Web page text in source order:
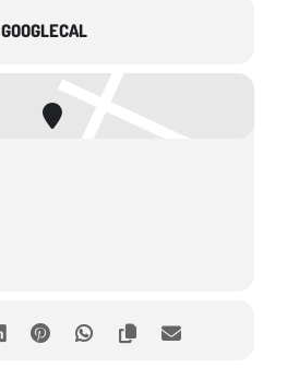
GOOGLECAL